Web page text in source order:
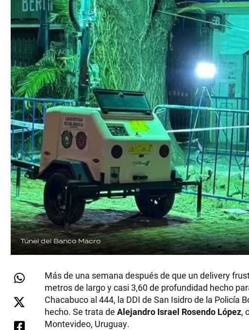
Túnel del Banco Macro
Más de una semana después de que un delivery
metros de largo y casi 3,60 de profundidad hecho
Chacabuco al 444, la DDI de San Isidro de la
hecho. Se trata de Alejandro Israel Rosendo López,
Montevideo, Uruguay.